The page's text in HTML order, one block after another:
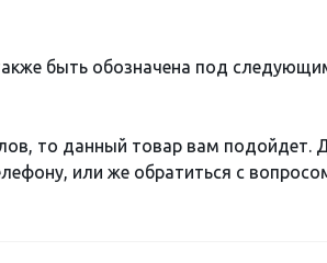
быть обозначена под
то данный товар вам подойдет.
или же обратиться с